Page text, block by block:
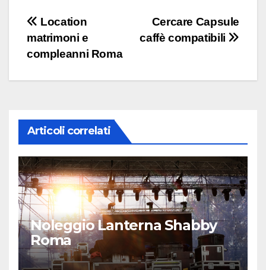
Navigazione
articoli
Cercare Capsule
caffè compatibili
Location
matrimoni e
compleanni Roma
Articoli correlati
Noleggio Lanterna Shabby
Roma